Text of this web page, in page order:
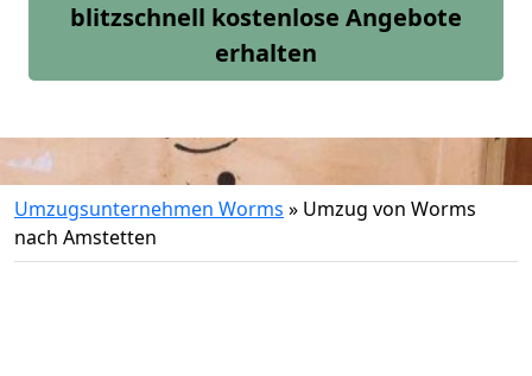
blitzschnell kostenlose Angebote
erhalten
Umzugsunternehmen Worms » Umzug von Worms
nach Amstetten